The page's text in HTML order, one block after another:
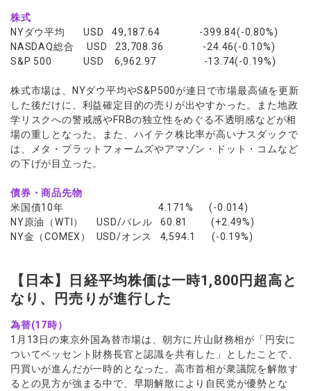
株式
NYダウ平均 USD 49,187.64 -399.84(-0.80%)
NASDAQ総合 USD 23,708.36 -24.46(-0.10%)
S&P 500 USD 6,962.97 -13.74(-0.19%)
株式市場は、NYダウ平均やS&P500が連日で市場最高値を更新
した後だけに、利益確定目的の売りが出やすかった。また地政
学リスクへの警戒感やFRBの独立性をめぐる不透明感などが相
場の重しとなった。また、ハイテク株比率が高いナスダックで
は、メタ・プラットフォームズやアマゾン・ドット・コムなど
の下げが目立った。
債券・商品先物
米国債10年 4.171% (-0.014)
NY原油（WTI） USD/バレル 60.81 (+2.49%)
NY金（COMEX） USD/オンス 4,594.1 (-0.19%)
【日本】日経平均株価は一時1,800円超高と
なり、円売りが進行した
為替(17時）
1月13日の東京外国為替市場は、朝方に片山財務相が「円安に
ついてベッセント財務長官と認識を共有した」としたことで、
円買いが進んだが一時的となった。高市首相が衆議院を解散す
るとの見方が強まる中で、早期解散により自民党が優勢とな